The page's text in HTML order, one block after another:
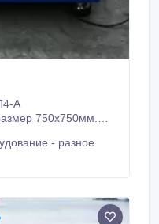
А
150
- разное